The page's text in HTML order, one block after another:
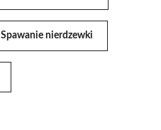
Spawanie nierdzewki